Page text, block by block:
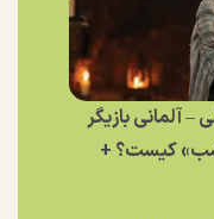
– آلمانی بازیگر
کیست؟ +